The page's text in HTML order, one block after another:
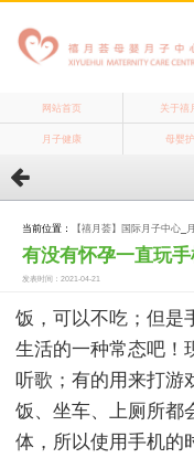
网站首页 关于禧
月子健康 母婴
当前位置： 【禧月荟】国际月子中心
有没有怀孕一直玩
发表时间：2021-04-21
饭，可以不吃；但是
生活的一种常态吧！
听歌；有的用来打游
饭、坐车、上厕所都
体，所以使用手机的